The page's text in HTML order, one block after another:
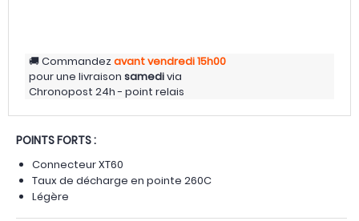
Commandezavant vendredi15h00
pour une livraison samedivia
Chronopost 24h - point relais
POINTS FORTS :
Connecteur XT60
Taux de décharge en pointe 260C
Légère